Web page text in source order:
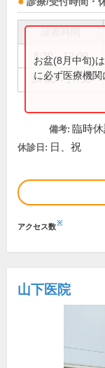
8:30～12:00
14:00～17:30
お盆(8月中旬)
に必ず医療機関
備考: 臨時
休診日: 日、祝
アクセス数※
山下医院